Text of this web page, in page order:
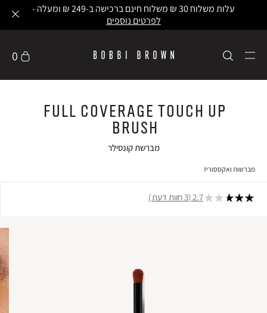
עלות משלוח 30 ₪ משלוח חינם ברכישה ב-249 ₪ ומעלה -
לפרטים נוספים
0
Full Coverage Touch Up
Brush
מברשת קונסילר
מברשות ואקססוריז
2.7 3 חוות דעת